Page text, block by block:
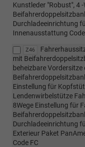
Kunstleder "Robust", 4
Durchladeeinrichtung
Innenausstattung Code
Z46
mit
beheizbare Vordersitze
Einstellung für
Lendenwirbelstütze
8Wege Einstellung für
Durchladeeinrichtung
Exterieur Paket
Code FC